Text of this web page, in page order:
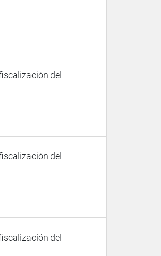
del
del
del